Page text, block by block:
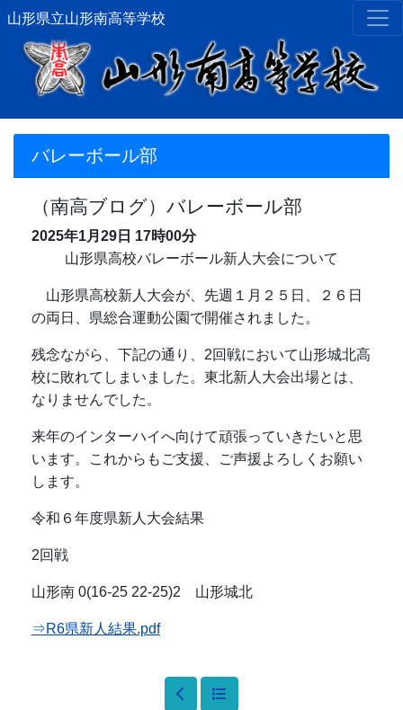
山形県立山形南高等学校
バレーボール部
（南高ブログ）バレーボール部
2025年1月29日 17時00分
山形県高校バレーボール新人大会について
山形県高校新人大会が、先週１月２５日、２６日
の両日、県総合運動公園で開催されました。
残念ながら、下記の通り、2回戦において山形城北高
校に敗れてしまいました。東北新人大会出場とは、
なりませんでした。
来年のインターハイへ向けて頑張っていきたいと思
います。これからもご支援、ご声援よろしくお願い
します。
令和６年度県新人大会結果
2回戦
山形南 0(16-25 22-25)2 山形城北
⇒R6県新人結果.pdf